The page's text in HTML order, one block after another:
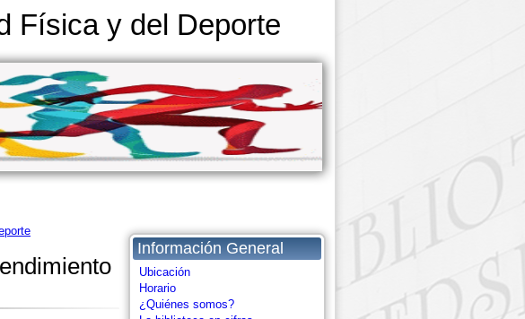
Física y del Deporte
Información General
Ubicación
Horario
¿Quiénes somos?